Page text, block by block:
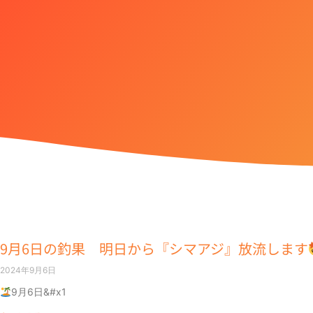
9月6日の釣果 明日から『シマアジ』放流します
2024年9月6日
9月6日&#x1